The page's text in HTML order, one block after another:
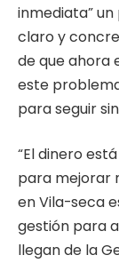
inmediata”
claro y
de que ahora
este
para seguir
“El dinero
para mejorar
en Vila-seca
gestión para
llegan de la